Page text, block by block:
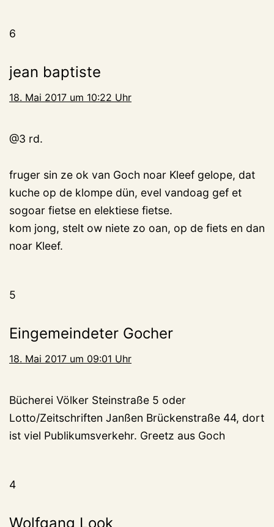
6
jean baptiste
18. Mai 2017 um 10:22 Uhr
@3 rd.
fruger sin ze ok van Goch noar Kleef gelope, dat
kuche op de klompe dün, evel vandoag gef et
sogoar fietse en elektiese fietse.
kom jong, stelt ow niete zo oan, op de fiets en dan
noar Kleef.
5
Eingemeindeter Gocher
18. Mai 2017 um 09:01 Uhr
Bücherei Völker Steinstraße 5 oder
Lotto/Zeitschriften Janßen Brückenstraße 44, dort
ist viel Publikumsverkehr. Greetz aus Goch
4
Wolfgang Look